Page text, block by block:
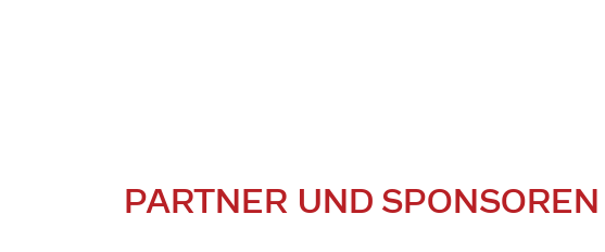
PARTNER UND SPONSOREN